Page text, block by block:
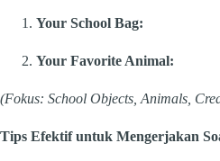
Your School Bag:
Your Favorite Animal:
(Fokus: School Objects, Animals,
Tips Efektif untuk Mengerjakan